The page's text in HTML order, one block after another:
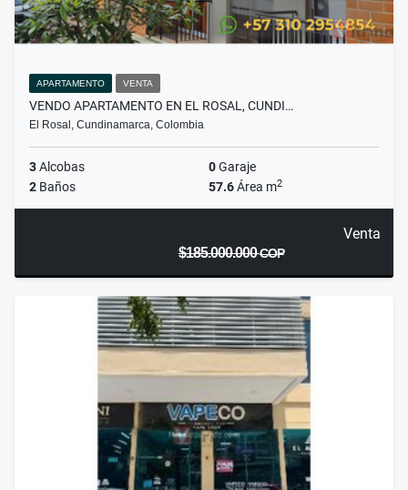
APARTAMENTO VENTA
VENDO APARTAMENTO EN EL ROSAL, CUNDI…
El Rosal, Cundinamarca, Colombia
3Alcobas 0Garaje
2 Baños 57.6Área m2
Venta
$185.000.000COP